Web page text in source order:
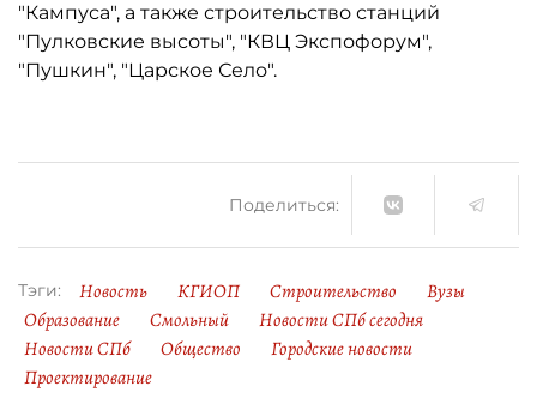
"Кампуса", а также строительство станций
"Пулковские высоты", "КВЦ Экспофорум",
"Пушкин", "Царское Село".
Поделиться:
Тэги: Новость КГИОП Строительство
Вузы
Образование
Смольный
Новости СПб сегодня
Новости СПб
Общество
Городские новости
Проектирование